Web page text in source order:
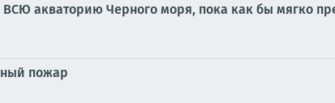
акваторию Черного моря, пока как бы мягко
пожар